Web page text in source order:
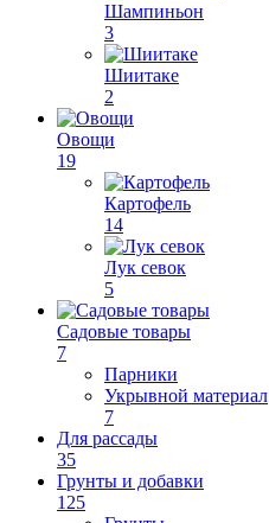
Шампиньон
3
Шиитаке
2
Овощи
19
Картофель
14
Лук севок
5
Садовые товары
7
Парники
Укрывной материал
7
Для рассады
35
Грунты и добавки
125